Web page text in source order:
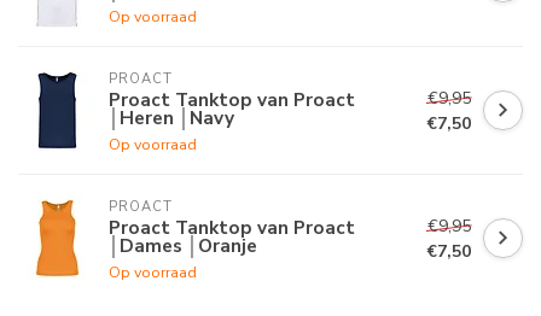
Op voorraad
PROACT
Proact Tanktop van Proact
│Heren │Navy
Op voorraad
€9,95
€7,50
PROACT
Proact Tanktop van Proact
│Dames │Oranje
Op voorraad
€9,95
€7,50